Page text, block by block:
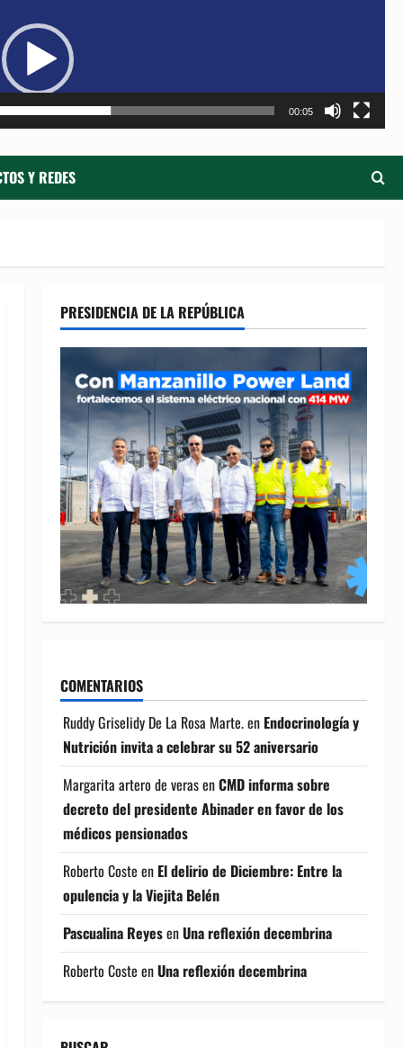
00:05
Y REDES
PRESIDENCIA DE LA REPÚBLICA
COMENTARIOS
Ruddy Griselidy De La Rosa Marte.en Endocrinología y
Nutrición invita a celebrar su 52 aniversario
Margarita artero de verasenCMD informa sobre
decreto del presidente Abinader en favor de los
médicos pensionados
Roberto Coste en El delirio de Diciembre: Entre la
opulencia y la Viejita Belén
Pascualina ReyesenUna reflexión decembrina
Roberto Coste enUna reflexión decembrina